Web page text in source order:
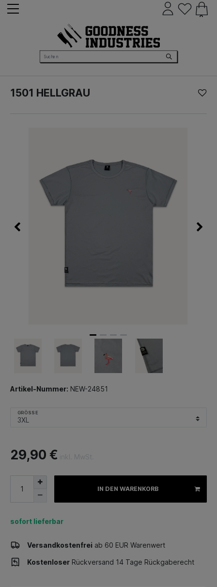
0
1501 HELLGRAU
Artikel-Nummer: NEW-24851
GRÖSSE
29,90 €
IN DEN WARENKORB
sofort lieferbar
Versandkostenfrei ab 60 EUR Warenwert
Kostenloser Rückversand 14 Tage Rückgaberecht